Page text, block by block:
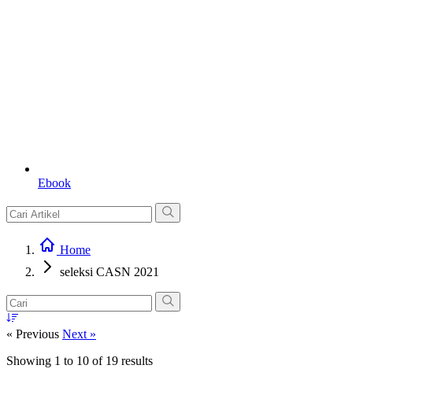
Ebook
Home
seleksi CASN 2021
« Previous Next »
Showing 1 to 10 of 19 results